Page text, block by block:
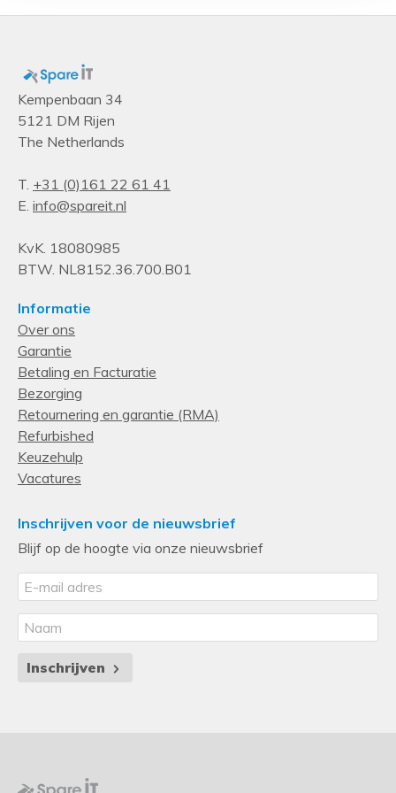
Montage
Rackcapaciteit
0U
Soort
PDU types
Basis
Kempenbaan 34
5121 DM Rijen
The Netherlands
T. +31 (0)161 22 61 41
E. info@spareit.nl
KvK. 18080985
BTW. NL8152.36.700.B01
Informatie
Over ons
Garantie
Betaling en Facturatie
Bezorging
Retournering en garantie (RMA)
Refurbished
Keuzehulp
Vacatures
Inschrijven voor de nieuwsbrief
Blijf op de hoogte via onze nieuwsbrief
Inschrijven